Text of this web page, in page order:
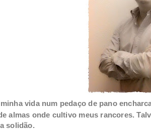
vida num pedaço de pano
almas onde cultivo meus rancores.
solidão.